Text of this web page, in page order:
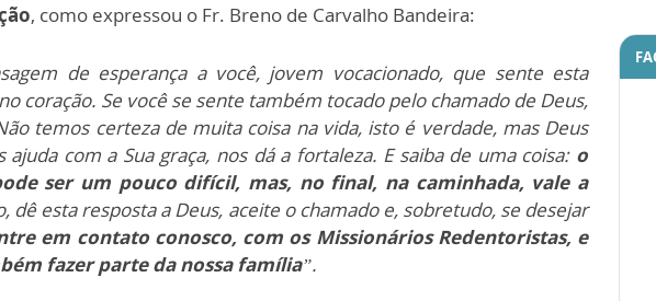
, como expressou o Fr. Breno de Carvalho Bandeira:
de esperança a você, jovem vocacionado, que sente esta
coração. Se você se sente também tocado pelo chamado de Deus,
temos certeza de muita coisa na vida, isto é verdade, mas Deus
ajuda com a Sua graça, nos dá a fortaleza. E saiba de uma coisa: o
ser um pouco difícil, mas, no final, na caminhada, vale a
dê esta resposta a Deus, aceite o chamado e, sobretudo, se desejar
em contato conosco, com os Missionários Redentoristas, e
fazer parte da nossa família”.